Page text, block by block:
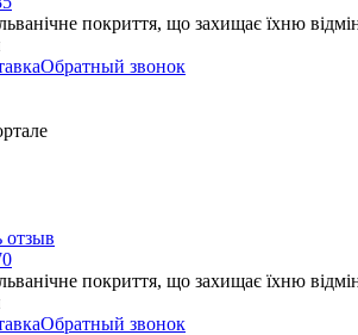
покриття, що захищає їхню
Обратный звонок
отзыв
покриття, що захищає їхню
Обратный звонок